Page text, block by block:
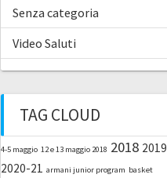
Senza categoria
Video Saluti
TAG CLOUD
4-5 maggio 12 e 13 maggio 2018 2018 2019
2020-21 armani junior program basket